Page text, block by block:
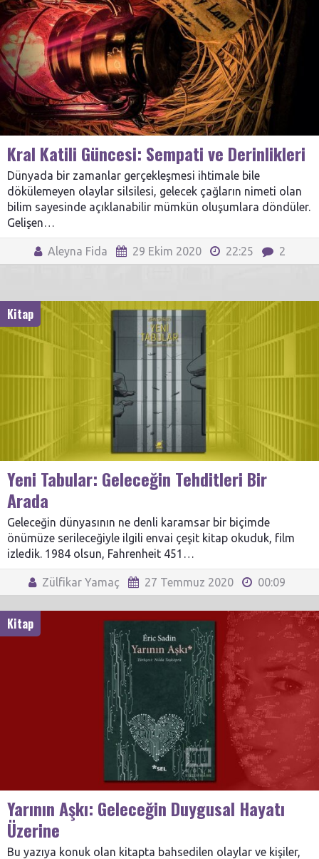
Kral Katili Güncesi: Sempati ve Derinlikleri
Dünyada bir zamanlar gerçekleşmesi ihtimale bile
dökülemeyen olaylar silsilesi, gelecek çağların nimeti olan
bilim sayesinde açıklanabilir mümkün oluşumlara döndüler.
Gelişen…
Aleyna Fida 29 Ekim 2020 22:25 2
Kitap
Yeni Tabular: Geleceğin Tehditleri Bir
Arada
Geleceğin dünyasının ne denli karamsar bir biçimde
önümüze serileceğiyle ilgili envai çeşit kitap okuduk, film
izledik. 1984 olsun, Fahrenheit 451…
Zülfikar Yamaç 27 Temmuz 2020 00:09
Kitap
Yarının Aşkı: Geleceğin Duygusal Hayatı
Üzerine
Bu yazıya konuk olan kitapta bahsedilen olaylar ve kişiler,